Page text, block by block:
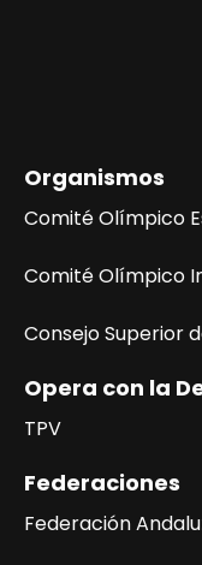
Organismos
Comité Olímpico
Comité Olímpico
Consejo Superior
Opera con la
TPV
Federaciones
Federación